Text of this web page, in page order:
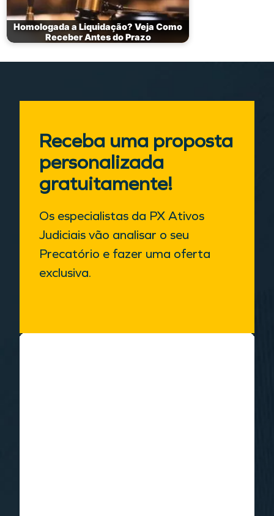
Homologada a Liquidação? Veja Como
Receber Antes do Prazo
Receba uma proposta
personalizada
gratuitamente!
Os especialistas da PX Ativos
Judiciais vão analisar o seu
Precatório e fazer uma oferta
exclusiva.